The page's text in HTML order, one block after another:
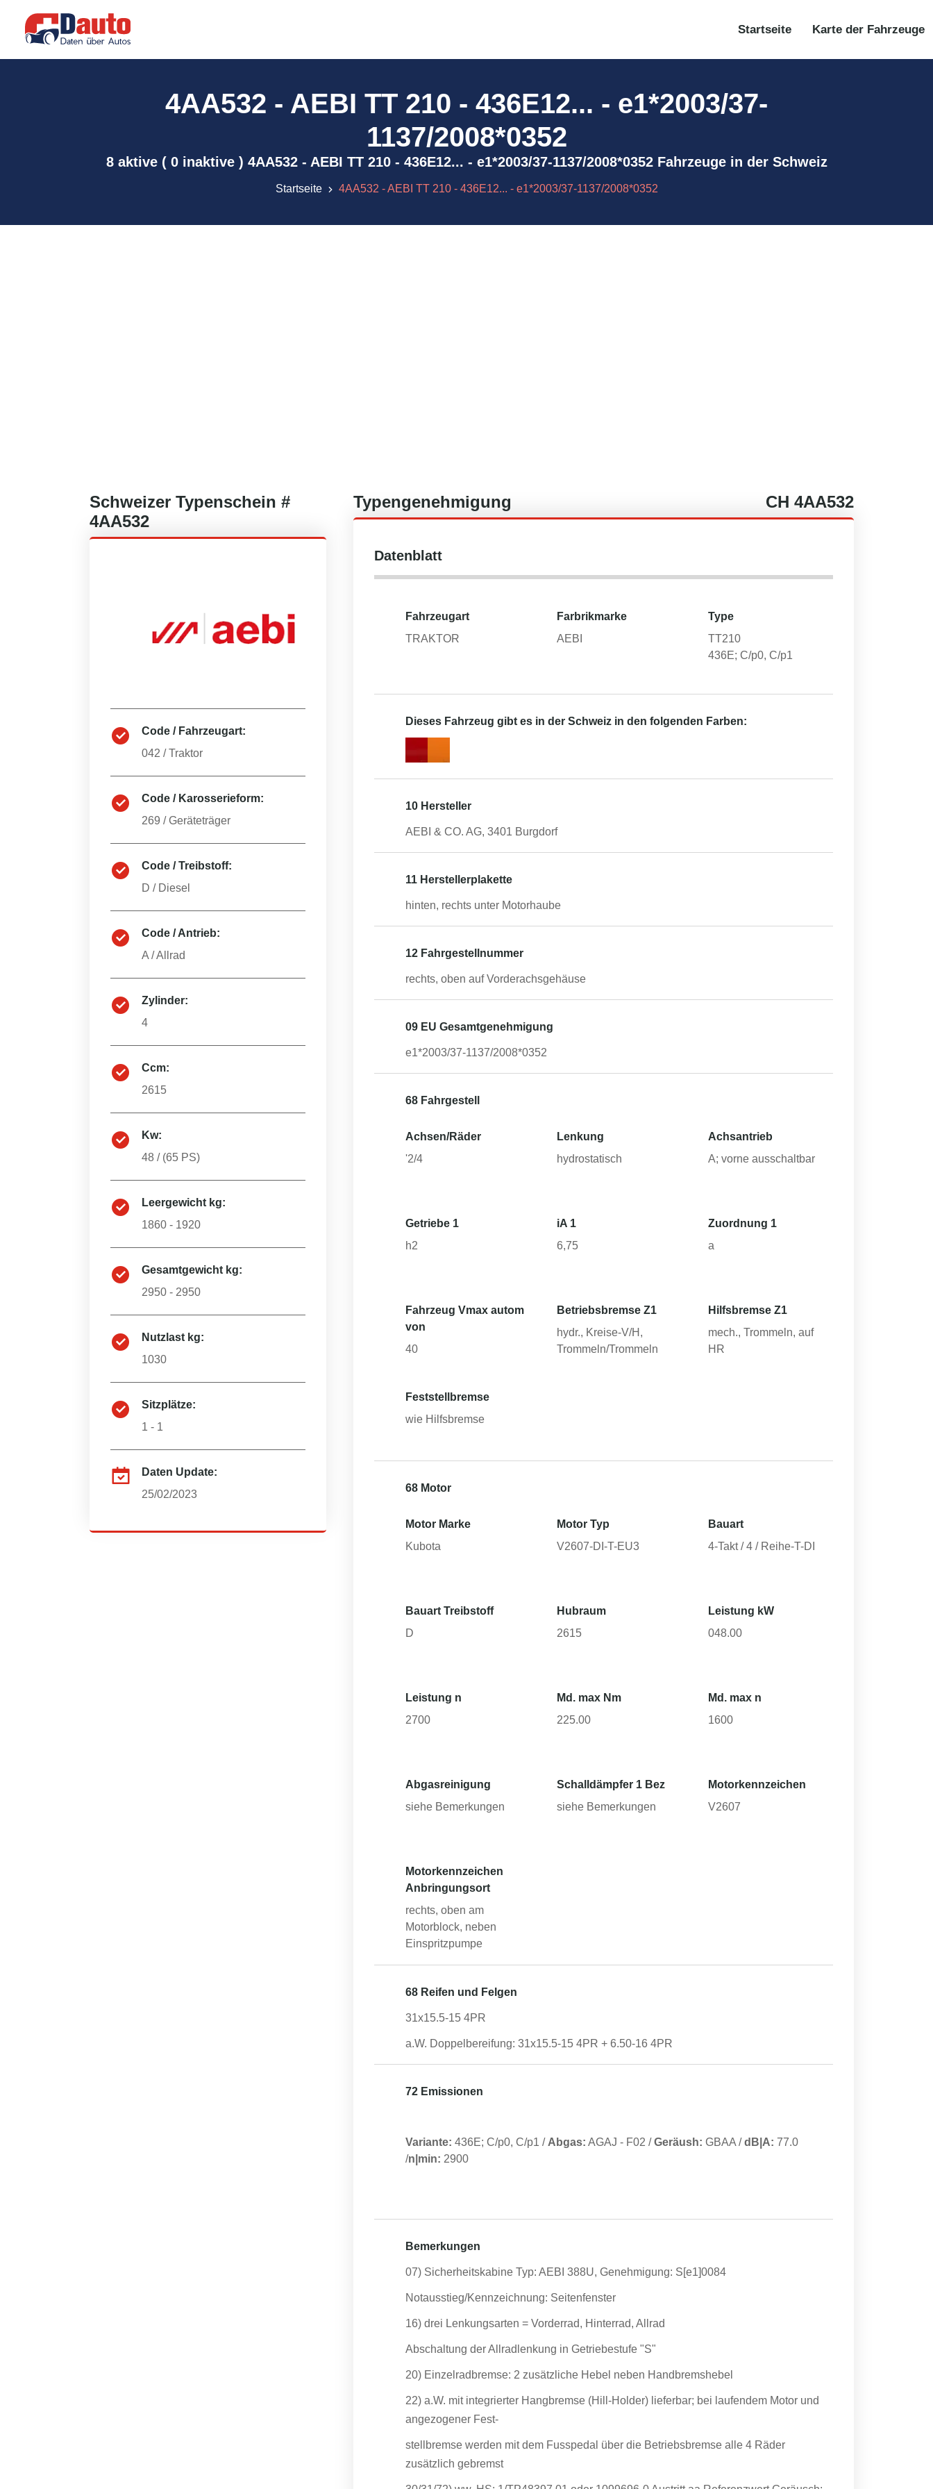
Startseite Karte der Fahrzeuge
4AA532 - AEBI TT 210 - 436E12... - e1*2003/37-
1137/2008*0352
8 aktive ( 0 inaktive ) 4AA532 - AEBI TT 210 - 436E12... - e1*2003/37-1137/2008*0352 Fahrzeuge in der Schweiz
Startseite 4AA532 - AEBI TT 210 - 436E12... - e1*2003/37-1137/2008*0352
Schweizer Typenschein #
4AA532
Code / Fahrzeugart:
042 /Traktor
Code / Karosserieform:
269 /Geräteträger
Code / Treibstoff:
D / Diesel
Code / Antrieb:
A /Allrad
Zylinder:
4
Ccm:
2615
Kw:
48 / (65 PS)
Leergewicht kg:
1860 - 1920
Gesamtgewicht kg:
2950 - 2950
Nutzlast kg:
1030
Sitzplätze:
1 - 1
Daten Update:
25/02/2023
Typengenehmigung CH 4AA532
Datenblatt
Fahrzeugart
TRAKTOR
Farbrikmarke
AEBI
Type
TT210
436E; C/p0, C/p1
Dieses Fahrzeug gibt es in der Schweiz in den folgenden Farben:
10 Hersteller
AEBI & CO. AG, 3401 Burgdorf
11 Herstellerplakette
hinten, rechts unter Motorhaube
12 Fahrgestellnummer
rechts, oben auf Vorderachsgehäuse
09 EU Gesamtgenehmigung
e1*2003/37-1137/2008*0352
68 Fahrgestell
Achsen/Räder
'2/4
Lenkung
hydrostatisch
Achsantrieb
A; vorne ausschaltbar
Getriebe 1
h2
iA 1
6,75
Zuordnung 1
a
Fahrzeug Vmax autom
von
40
Betriebsbremse Z1
hydr., Kreise-V/H,
Trommeln/Trommeln
Hilfsbremse Z1
mech., Trommeln, auf
HR
Feststellbremse
wie Hilfsbremse
68 Motor
Motor Marke
Kubota
Motor Typ
V2607-DI-T-EU3
Bauart
4-Takt / 4 / Reihe-T-DI
Bauart Treibstoff
D
Hubraum
2615
Leistung kW
048.00
Leistung n
2700
Md. max Nm
225.00
Md. max n
1600
Abgasreinigung
siehe Bemerkungen
Schalldämpfer 1 Bez
siehe Bemerkungen
Motorkennzeichen
V2607
Motorkennzeichen
Anbringungsort
rechts, oben am
Motorblock, neben
Einspritzpumpe
68 Reifen und Felgen
31x15.5-15 4PR
a.W. Doppelbereifung: 31x15.5-15 4PR + 6.50-16 4PR
72 Emissionen
Variante: 436E; C/p0, C/p1 / Abgas: AGAJ - F02 /Geräush: GBAA /dB|A: 77.0
/n|min: 2900
Bemerkungen
07) Sicherheitskabine Typ: AEBI 388U, Genehmigung: S[e1]0084
Notausstieg/Kennzeichnung: Seitenfenster
16) drei Lenkungsarten = Vorderrad, Hinterrad, Allrad
Abschaltung der Allradlenkung in Getriebestufe "S"
20) Einzelradbremse: 2 zusätzliche Hebel neben Handbremshebel
22) a.W. mit integrierter Hangbremse (Hill-Holder) lieferbar; bei laufendem Motor und
angezogener Fest-
stellbremse werden mit dem Fusspedal über die Betriebsbremse alle 4 Räder
zusätzlich gebremst